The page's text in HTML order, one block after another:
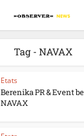
Tag - NAVAX
Etats
Berenika PR & Event
NAVAX